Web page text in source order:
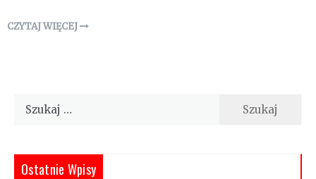
CZYTAJ WIĘCEJ
Szukaj:
Ostatnie Wpisy